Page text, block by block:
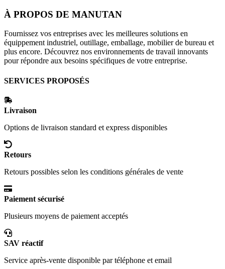
À PROPOS DE MANUTAN
Fournissez vos entreprises avec les meilleures solutions en
équippement industriel, outillage, emballage, mobilier de bureau et
plus encore. Découvrez nos environnements de travail innovants
pour répondre aux besoins spécifiques de votre entreprise.
SERVICES PROPOSÉS
Livraison
Options de livraison standard et express disponibles
Retours
Retours possibles selon les conditions générales de vente
Paiement sécurisé
Plusieurs moyens de paiement acceptés
SAV réactif
Service après-vente disponible par téléphone et email